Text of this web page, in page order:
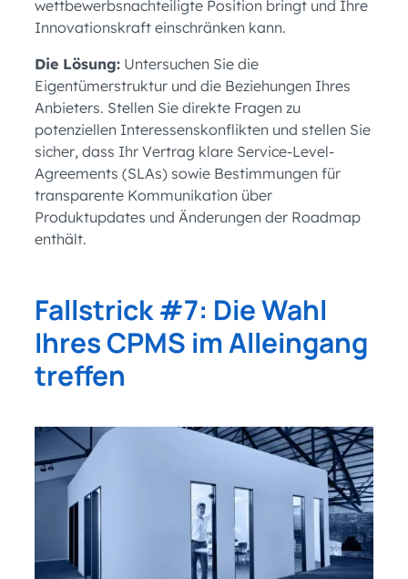
wettbewerbsnachteiligte Position bringt und Ihre
Innovationskraft einschränken kann.
Die Lösung: Untersuchen Sie die
Eigentümerstruktur und die Beziehungen Ihres
Anbieters. Stellen Sie direkte Fragen zu
potenziellen Interessenskonflikten und stellen Sie
sicher, dass Ihr Vertrag klare Service-Level-
Agreements (SLAs) sowie Bestimmungen für
transparente Kommunikation über
Produktupdates und Änderungen der Roadmap
enthält.
Fallstrick #7: Die Wahl
Ihres CPMS im Alleingang
treffen